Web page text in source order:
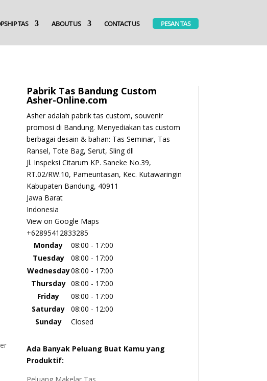
TAS ABOUT US CONTACT US PESAN TAS
Pabrik Tas Bandung Custom
Asher-Online.com
Asher adalah pabrik tas custom, souvenir
promosi di Bandung. Menyediakan tas custom
berbagai desain & bahan: Tas Seminar, Tas
Ransel, Tote Bag, Serut, Sling dll
Jl. Inspeksi Citarum KP. Saneke No.39,
RT.02/RW.10, Pameuntasan, Kec. Kutawaringin
Kabupaten Bandung, 40911
Jawa Barat
Indonesia
View on Google Maps
+62895412833285
Monday
08:00 - 17:00
Tuesday
08:00 - 17:00
Wednesday08:00 - 17:00
Thursday 08:00 - 17:00
Friday
08:00 - 17:00
Saturday
08:00 - 12:00
Sunday
Closed
Ada Banyak Peluang Buat Kamu yang
Produktif: